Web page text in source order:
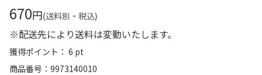
670円(送料別・税込)
※配送先により送料は変動いたします。
獲得ポイント： 6 pt
商品番号
9973140010